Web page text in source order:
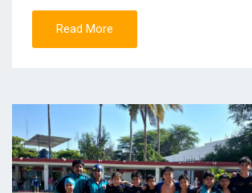
Read More